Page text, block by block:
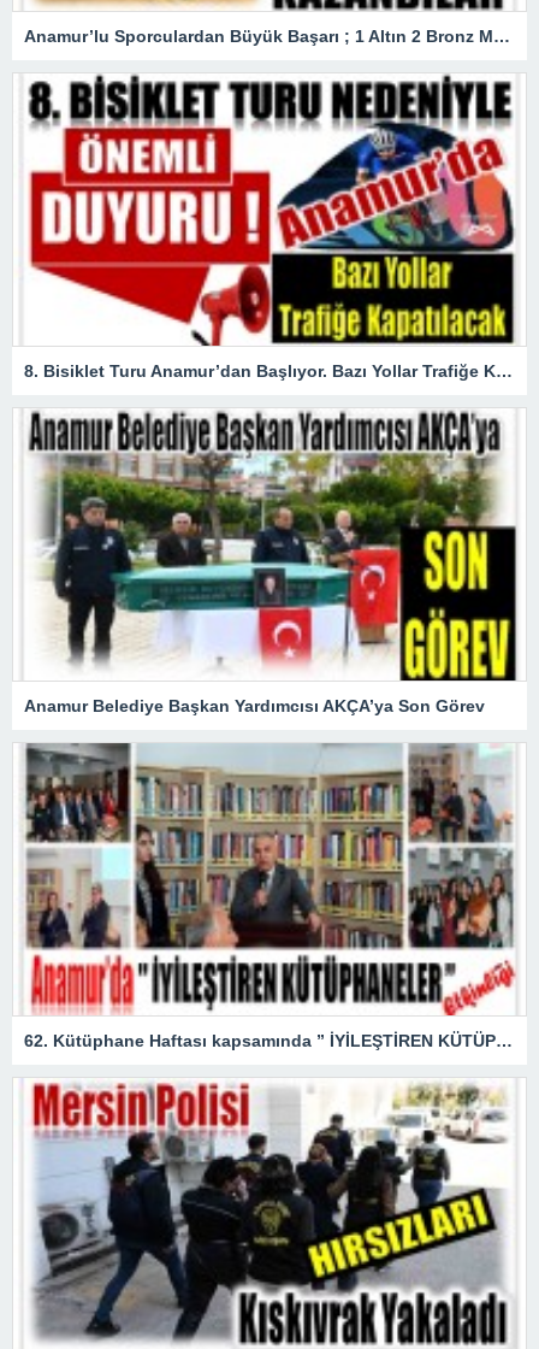
Anamur’lu Sporculardan Büyük Başarı ; 1 Altın 2 Bronz Madalya Kazandılar
8. Bisiklet Turu Anamur’dan Başlıyor. Bazı Yollar Trafiğe Kapatılacak
Anamur Belediye Başkan Yardımcısı AKÇA’ya Son Görev
62. Kütüphane Haftası kapsamında ” İYİLEŞTİREN KÜTÜPHANELER ” etkinliği düzenlendi.